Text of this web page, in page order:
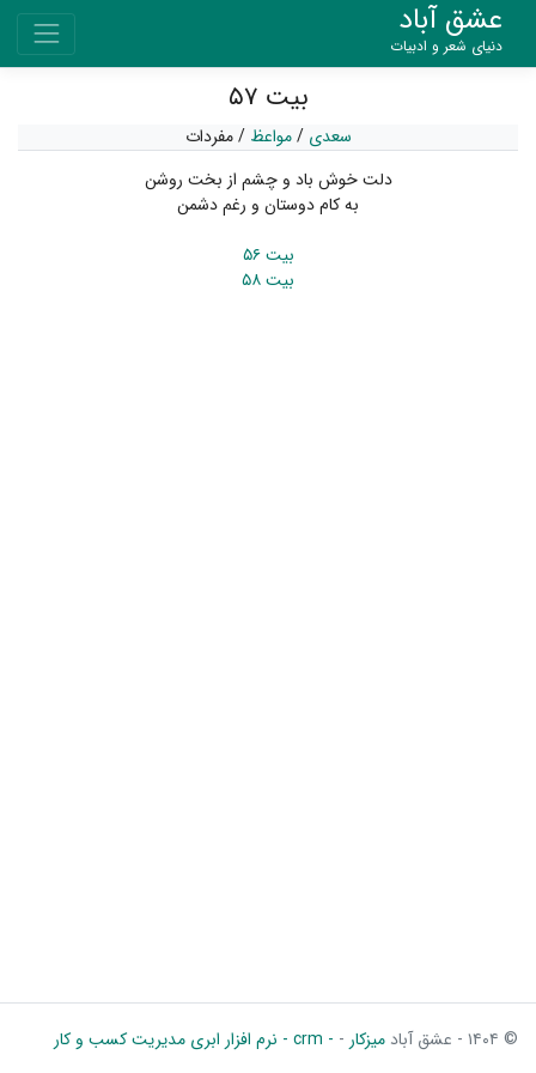
عشق آباد
دنیای شعر و ادبیات
بیت ۵۷
سعدی /مواعظ /مفردات
دلت خوش باد و چشم از بخت روشن
به کام دوستان و رغم دشمن
بیت ۵۶
بیت ۵۸
© ۱۴۰۴ - عشق آباد میزکار - - crm - نرم افزار ابری مدیریت کسب و کار